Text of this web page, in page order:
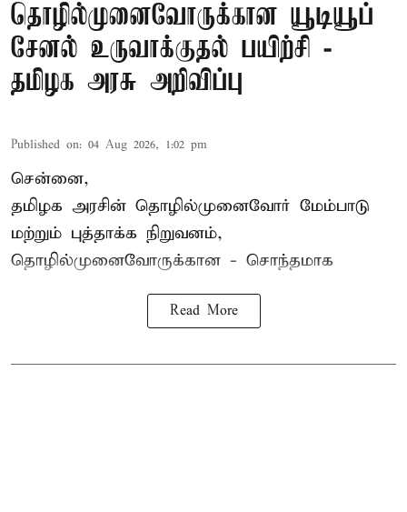
தொழில்முனைவோருக்கான யூடியூப்
சேனல் உருவாக்குதல் பயிற்சி -
தமிழக அரசு அறிவிப்பு
Published on: 04 Aug 2026, 1:02 pm
சென்னை,
தமிழக அரசின் தொழில்முனைவோர் மேம்பாடு
மற்றும் புத்தாக்க நிறுவனம்,
தொழில்முனைவோருக்கான - சொந்தமாக
Read More